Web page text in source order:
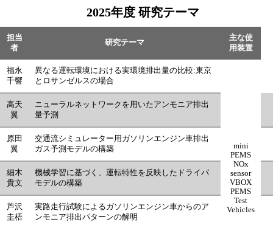
2025年度 研究テーマ
担当
者
研究テーマ
主な使
用装置
福永
千響
異なる運転環境における実環境排出量の比較:東京
とロサンゼルスの場合
mini
PEMS
NOx
sensor
VBOX
PEMS
Test
Vehicles
高天
翼
ニューラルネットワークを用いたアンモニア排出
量予測
原田
翼
交通流シミュレーター用ガソリンエンジン車排出
ガス予測モデルの構築
細木
貴文
機械学習に基づく、運転特性を反映したドライバ
モデルの構築
芦沢
圭梧
実路走行試験によるガソリンエンジン車からのア
ンモニア排出パターンの解明